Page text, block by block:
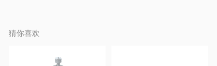
猜你喜欢